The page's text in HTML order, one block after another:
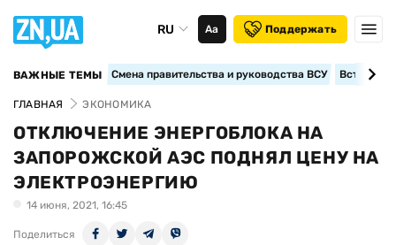
RU Аа Поддержать
ВАЖНЫЕ ТЕМЫ Смена правительства и руководства ВСУ
ГЛАВНАЯ ЭКОНОМИКА
ОТКЛЮЧЕНИЕ ЭНЕРГОБЛОКА НА
ЗАПОРОЖСКОЙ АЭС ПОДНЯЛ ЦЕНУ НА
ЭЛЕКТРОЭНЕРГИЮ
14 июня, 2021, 16:45
Поделиться